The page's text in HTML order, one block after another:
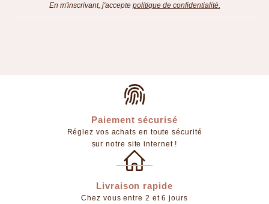
En m'inscrivant, j'accepte politique de confidentialité.
Paiement sécurisé
Réglez vos achats en toute sécurité
sur notre site internet !
Livraison rapide
Chez vous entre 2 et 6 jours